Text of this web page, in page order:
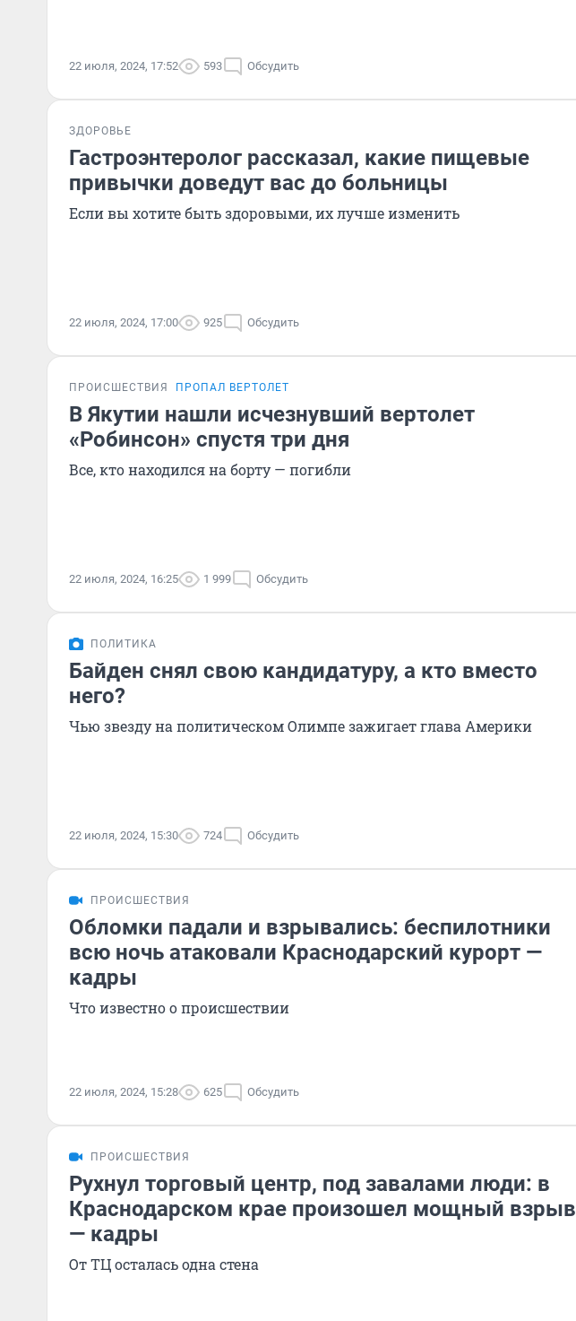
22 июля, 2024, 17:52 593 Обсудить
ЗДОРОВЬЕ
Гастроэнтеролог рассказал, какие пищевые
привычки доведут вас до больницы
Если вы хотите быть здоровыми, их лучше изменить
22 июля, 2024, 17:00 925 Обсудить
ПРОИСШЕСТВИЯ ПРОПАЛ ВЕРТОЛЕТ
В Якутии нашли исчезнувший вертолет
«Робинсон» спустя три дня
Все, кто находился на борту — погибли
22 июля, 2024, 16:25 1 999 Обсудить
ПОЛИТИКА
Байден снял свою кандидатуру, а кто вместо
него?
Чью звезду на политическом Олимпе зажигает глава Америки
22 июля, 2024, 15:30 724 Обсудить
ПРОИСШЕСТВИЯ
Обломки падали и взрывались: беспилотники
всю ночь атаковали Краснодарский курорт —
кадры
Что известно о происшествии
22 июля, 2024, 15:28 625 Обсудить
ПРОИСШЕСТВИЯ
Рухнул торговый центр, под завалами люди: в
Краснодарском крае произошел мощный взрыв
— кадры
От ТЦ осталась одна стена